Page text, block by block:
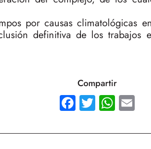
por causas climatológicas
definitiva de los
Compartir
Facebook
Twitter